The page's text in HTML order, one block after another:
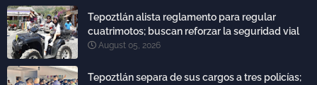
Tepoztlán alista reglamento para regular
cuatrimotos; buscan reforzar la seguridad vial
August 05, 2026
Tepoztlán separa de sus cargos a tres policías;